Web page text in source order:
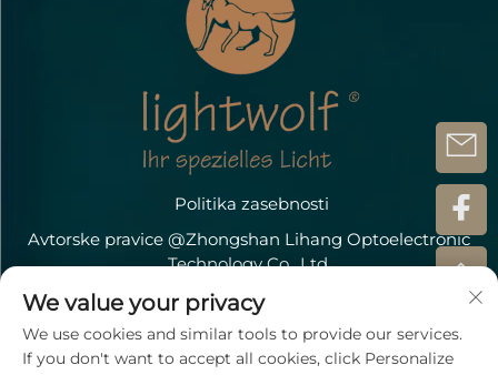
Politika zasebnosti
Avtorske pravice @Zhongshan Lihang Optoelectronic
Technology Co., Ltd.
Kontaktirajte nas
Address: Döbichauer Straße 5-7 OT Dölzig D-04435
We value your privacy
We use cookies and similar tools to provide our services.
If you don't want to accept all cookies, click Personalize